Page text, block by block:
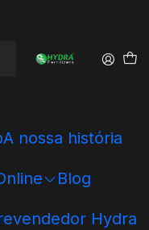
A nossa história
Blog
Hydra